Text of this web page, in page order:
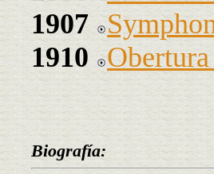
1907
1910
Biografía: